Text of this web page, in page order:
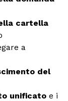
cartella
a
del
unificato e i